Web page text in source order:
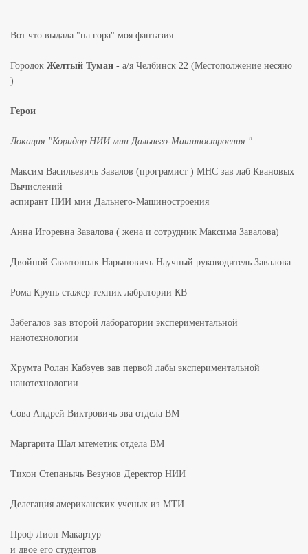
======================================================
Вот что выдала "на гора" моя фантазия
Городок Желтый Туман - а/я Челбинск 22 (Местополжение несяно
)
Герои
Локация "Коридор НИИ мин Дальнего-Машиностроения "
Максим Васильевичь Завалов (програмист ) МНС зав лаб Квановых
Вычислений
аспирант НИИ мин Дальнего-Машиностроения
Анна Игоревна Завалова ( жена и сотрудник Максима Завалова)
Двойной Свяятополк Нарыновичь Научный руководитель Завалова
Рома Крунь стажер техник лабратории КВ
Забегалов зав второй лаборатории экспериментальной
нанотехнологии
Хрумта Ролан Кабзуев зав первой лабы экспериментальной
нанотехнологии
Сова Андрей Виктровичь зва отдела ВМ
Маргарита Шал мтеметик отдела ВМ
Тихон Степанычь Везунов Деректор НИИ
Делегация американских ученых из МТИ
Проф Лион Макартур
и двое его студентов